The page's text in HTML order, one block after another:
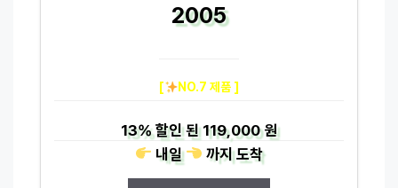
2005
[ NO.7 제품 ]
13%할인 된119,000 원
내일
까지도착